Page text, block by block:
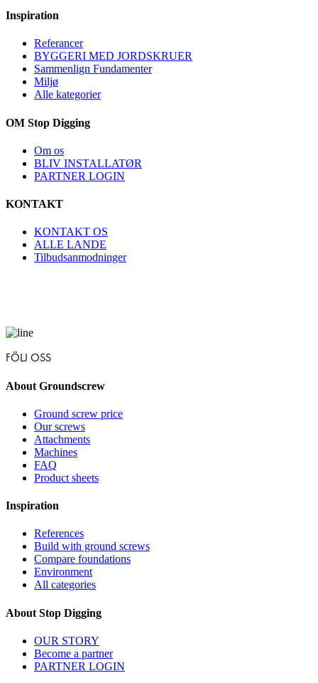
Inspiration
Referancer
BYGGERI MED JORDSKRUER
Sammenlign Fundamenter
Miljø
Alle kategorier
OM Stop Digging
Om os
BLIV INSTALLATØR
PARTNER LOGIN
KONTAKT
KONTAKT OS
ALLE LANDE
Tilbudsanmodninger
FÖLJ OSS
About Groundscrew
Ground screw price
Our screws
Attachments
Machines
FAQ
Product sheets
Inspiration
References
Build with ground screws
Compare foundations
Environment
All categories
About Stop Digging
OUR STORY
Become a partner
PARTNER LOGIN